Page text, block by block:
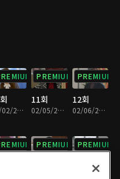
02/02/2024 • 33분
PREMIUM
11회
02/05/2024 • 32분
PREMIUM
12회
02/06/2024 • 33분
PREMIUM PREMIUM